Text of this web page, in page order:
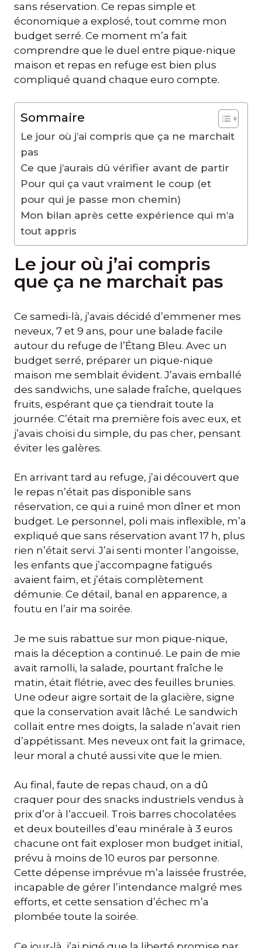
sans réservation. Ce repas simple et
économique a explosé, tout comme mon
budget serré. Ce moment m’a fait
comprendre que le duel entre pique-nique
maison et repas en refuge est bien plus
compliqué quand chaque euro compte.
Sommaire
Le jour où j’ai compris que ça ne marchait
pas
Ce que j’aurais dû vérifier avant de partir
Pour qui ça vaut vraiment le coup (et
pour qui je passe mon chemin)
Mon bilan après cette expérience qui m’a
tout appris
Le jour où j’ai compris
que ça ne marchait pas
Ce samedi-là, j’avais décidé d’emmener mes
neveux, 7 et 9 ans, pour une balade facile
autour du refuge de l’Étang Bleu. Avec un
budget serré, préparer un pique-nique
maison me semblait évident. J’avais emballé
des sandwichs, une salade fraîche, quelques
fruits, espérant que ça tiendrait toute la
journée. C’était ma première fois avec eux, et
j’avais choisi du simple, du pas cher, pensant
éviter les galères.
En arrivant tard au refuge, j’ai découvert que
le repas n’était pas disponible sans
réservation, ce qui a ruiné mon dîner et mon
budget. Le personnel, poli mais inflexible, m’a
expliqué que sans réservation avant 17 h, plus
rien n’était servi. J’ai senti monter l’angoisse,
les enfants que j’accompagne fatigués
avaient faim, et j’étais complètement
démunie. Ce détail, banal en apparence, a
foutu en l’air ma soirée.
Je me suis rabattue sur mon pique-nique,
mais la déception a continué. Le pain de mie
avait ramolli, la salade, pourtant fraîche le
matin, était flétrie, avec des feuilles brunies.
Une odeur aigre sortait de la glacière, signe
que la conservation avait lâché. Le sandwich
collait entre mes doigts, la salade n’avait rien
d’appétissant. Mes neveux ont fait la grimace,
leur moral a chuté aussi vite que le mien.
Au final, faute de repas chaud, on a dû
craquer pour des snacks industriels vendus à
prix d’or à l’accueil. Trois barres chocolatées
et deux bouteilles d’eau minérale à 3 euros
chacune ont fait exploser mon budget initial,
prévu à moins de 10 euros par personne.
Cette dépense imprévue m’a laissée frustrée,
incapable de gérer l’intendance malgré mes
efforts, et cette sensation d’échec m’a
plombée toute la soirée.